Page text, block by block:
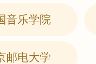
音乐学院
邮电大学